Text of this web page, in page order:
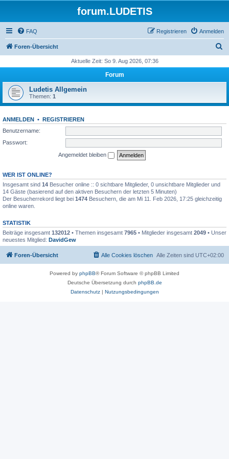
forum.LUDETIS
FAQ Anmelden
Registrieren
Foren-Übersicht
h
Aktuelle Zeit: So 9. Aug 2026, 07:36
Forum
Ludetis Allgemein
Themen: 1
ANMELDEN • REGISTRIEREN
Benutzername:
Passwort:
Angemeldet bleiben
WER IST ONLINE?
Insgesamt sind 14 Besucher online :: 0 sichtbare Mitglieder, 0 unsichtbare Mitglieder und
14 Gäste (basierend auf den aktiven Besuchern der letzten 5 Minuten)
Der Besucherrekord liegt bei 1474 Besuchern, die am Mi 11. Feb 2026, 17:25 gleichzeitig
online waren.
STATISTIK
Beiträge insgesamt 132012 • Themen insgesamt 7965 • Mitglieder insgesamt 2049 • Unser
neuestes Mitglied: DavidGew
Foren-Übersicht Alle Zeiten sind UTC+02:00
Alle Cookies löschen
Powered by phpBB® Forum Software © phpBB Limited
Deutsche Übersetzung durch phpBB.de
Datenschutz| Nutzungsbedingungen